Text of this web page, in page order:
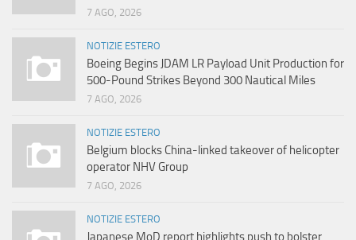
7 AGO, 2026
NOTIZIE ESTERO
Boeing Begins JDAM LR Payload Unit Production for
500-Pound Strikes Beyond 300 Nautical Miles
7 AGO, 2026
NOTIZIE ESTERO
Belgium blocks China-linked takeover of helicopter
operator NHV Group
7 AGO, 2026
NOTIZIE ESTERO
Japanese MoD report highlights push to bolster